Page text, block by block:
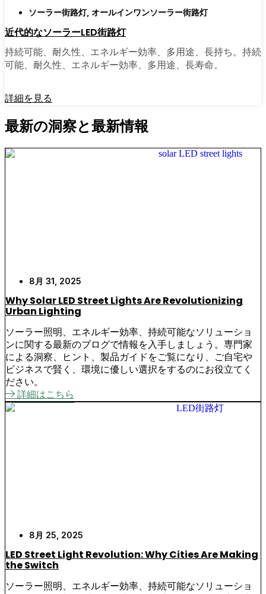
ソーラー街路灯, オールインワンソーラー街路灯
近代的なソーラーLED街路灯
持続可能、耐久性、エネルギー効率、多用途、長持ち。持続
可能、耐久性、エネルギー効率、多用途、長寿命。
詳細を見る
最新の洞察と最新情報
8月 31, 2025
Why Solar LED Street Lights Are Revolutionizing
Urban Lighting
ソーラー照明、エネルギー効率、持続可能なソリューショ
ンに関する最新のブログで情報を入手しましょう。専門家
による洞察、ヒント、製品ガイドをご覧になり、ご自宅や
ビジネスで賢く、環境に優しい選択をするのにお役立てく
ださい。
詳細はこちら
8月 25, 2025
LED Street Light Revolution: Why Cities Are Making
the Switch
ソーラー照明、エネルギー効率、持続可能なソリューショ